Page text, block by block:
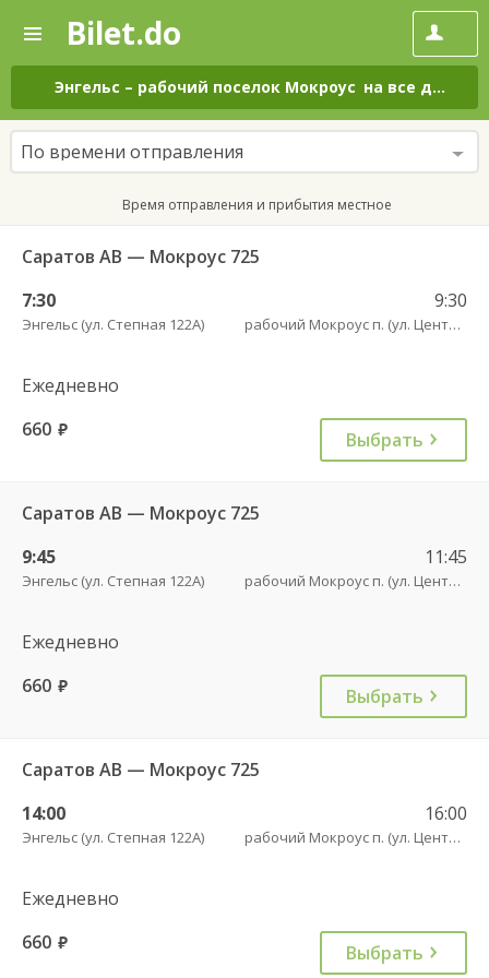
—
Поиск
и
покупка
билетов
на
автобус
онлайн
Bilet.do
Энгельс – рабочий поселок Мокроус на все дни
По времени отправления
Время отправления и прибытия местное
Саратов АВ — Мокроус 725
7:30
Энгельс (ул. Степная 122А)
9:30
рабочий Мокроус п. (ул. Центральная, 37)
Ежедневно
660 руб. Выбрать
Саратов АВ — Мокроус 725
9:45
Энгельс (ул. Степная 122А)
11:45
рабочий Мокроус п. (ул. Центральная, 37)
Ежедневно
660 руб. Выбрать
Саратов АВ — Мокроус 725
14:00
Энгельс (ул. Степная 122А)
16:00
рабочий Мокроус п. (ул. Центральная, 37)
Ежедневно
660 руб. Выбрать